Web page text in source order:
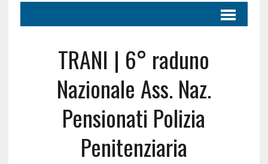
TRANI | 6° raduno
Nazionale Ass. Naz.
Pensionati Polizia
Penitenziaria